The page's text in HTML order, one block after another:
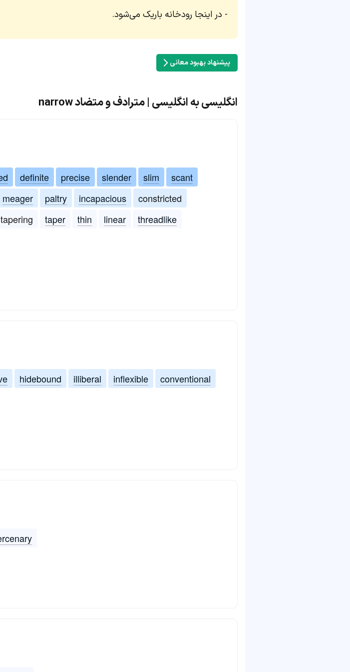
در اینجا رودخانه باریک می‌شود.
پیشنهاد بهبود معانی
انگلیسی به انگلیسی | مترادف و متضاد narrow
definite precise slender slim
scant
meager paltry incapacious
constricted
tapering taper thin linear
threadlike
hidebound illiberal inflexible
conventional